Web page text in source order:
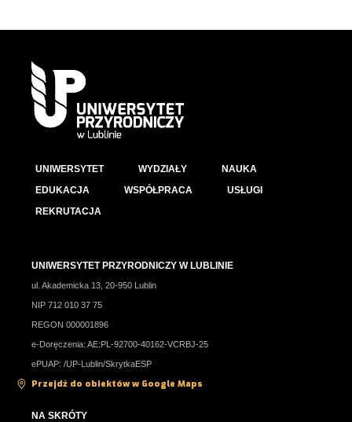
UNIWERSYTET WYDZIAŁY
NAUKA
EDUKACJA
WSPÓŁPRACA
USŁUGI
REKRUTACJA
UNIWERSYTET PRZYRODNICZY W LUBLINIE
ul. Akademicka 13, 20-950 Lublin
NIP 712 010 37 75
REGON 000001896
e-Doręczenia: AE:PL-92700-40162-VCRBJ-25
ePUAP: /UP-Lublin/SkrytkaESP
Przejdź do obiektów w Google Maps
NA SKRÓTY